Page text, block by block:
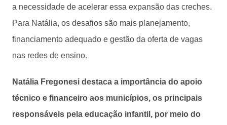
a necessidade de acelerar essa expansão das creches.
Para Natália, os desafios são mais planejamento,
financiamento adequado e gestão da oferta de vagas
nas redes de ensino.
Natália Fregonesi destaca a importância do apoio
técnico e financeiro aos municípios, os principais
responsáveis pela educação infantil, por meio do